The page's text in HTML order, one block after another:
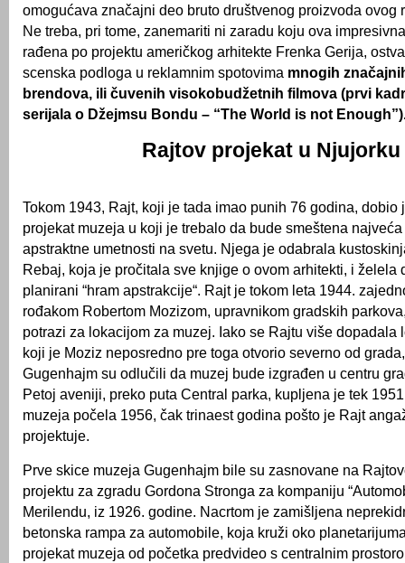
omogućava značajni deo bruto društvenog proizvoda ovog
Ne treba, pri tome, zanemariti ni zaradu koju ova
rađena po projektu američkog arhitekte Frenka Gerija,
scenska podloga u reklamnim spotovima mnogih
brendova, ili čuvenih visokobudžetnih filmova (prvi
serijala o Džejmsu Bondu – “The World is not
Rajtov projekat u Njujorku
Tokom 1943, Rajt, koji je tada imao punih 76 godina, dobio
projekat muzeja u koji je trebalo da bude smeštena
apstraktne umetnosti na svetu. Njega je odabrala
Rebaj, koja je pročitala sve knjige o ovom arhitekti, i želela
planirani “hram apstrakcije“. Rajt je tokom leta 1944.
rođakom Robertom Mozizom, upravnikom gradskih
potrazi za lokacijom za muzej. Iako se Rajtu više dopadala
koji je Moziz neposredno pre toga otvorio severno od
Gugenhajm su odlučili da muzej bude izgrađen u centru
Petoj aveniji, preko puta Central parka, kupljena je tek
muzeja počela 1956, čak trinaest godina pošto je Rajt
projektuje.
Prve skice muzeja Gugenhajm bile su zasnovane na
projektu za zgradu Gordona Stronga za kompaniju
Merilendu, iz 1926. godine. Nacrtom je zamišljena
betonska rampa za automobile, koja kruži oko
projekat muzeja od početka predvideo s centralnim